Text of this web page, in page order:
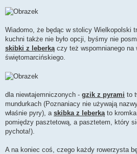
Wiadomo, że będąc w stolicy Wielkopolski
kuchni także nie było opcji, byśmy nie
skibki z leberkączy też wspomnianego na
świętomarcińskiego.
dla niewtajemniczonych - gzik z pyrami to
mundurkach (Poznaniacy nie używają
właśnie pyry), a skibka z leberką to
pomiędzy pasztetową, a pasztetem, który
pychota!).
A na koniec coś, czego każdy rowerzysta